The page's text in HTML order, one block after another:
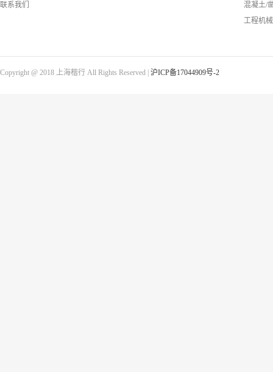
联系我们
混凝土/
工程机械
Copyright @ 2018 上海楷行 All Rights Reserved | 沪ICP备17044909号-2